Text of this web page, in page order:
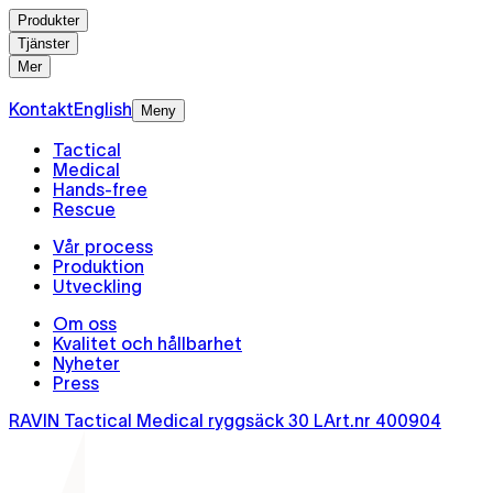
Produkter
Tjänster
Mer
KontaktEnglish Meny
Tactical
Medical
Hands-free
Rescue
Vår process
Produktion
Utveckling
Om oss
Kvalitet och hållbarhet
Nyheter
Press
RAVIN Tactical Medical ryggsäck 30 LArt.nr 400904